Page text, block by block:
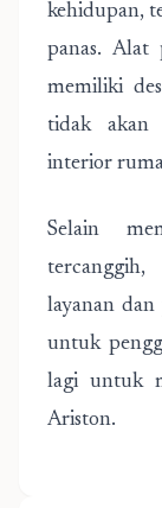
kehidupan,
panas. Alat
memiliki
tidak akan
interior
Selain
layanan
untuk
lagi untuk
Ariston.